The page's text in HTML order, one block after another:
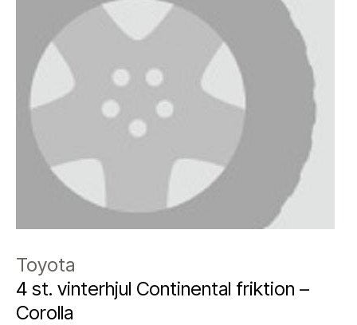
Toyota
4 st. vinterhjul Continental friktion –
Corolla